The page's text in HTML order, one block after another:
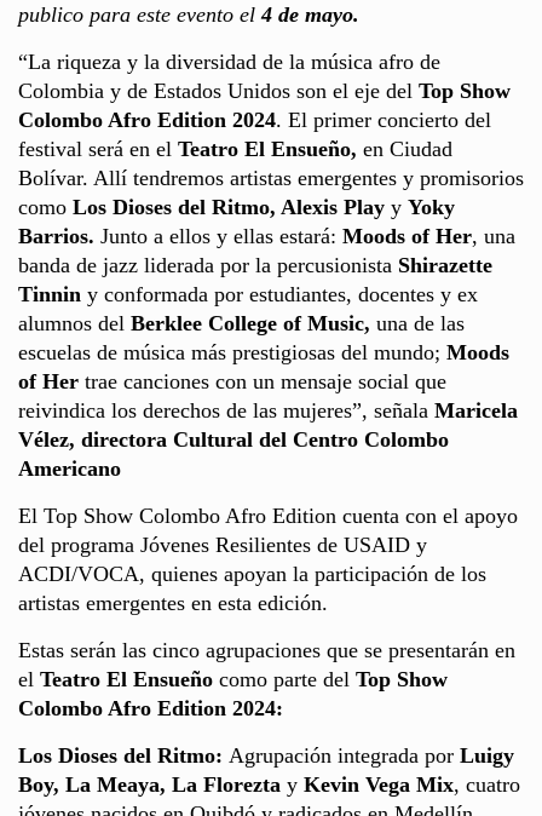
publico para este evento el4 de mayo.
“La riqueza y la diversidad de la música afro de
Colombia y de Estados Unidos son el eje del Top Show
Colombo Afro Edition 2024. El primer concierto del
festival será en el Teatro El Ensueño, en Ciudad
Bolívar. Allí tendremos artistas emergentes y promisorios
como Los Dioses del Ritmo, Alexis Play y Yoky
Barrios. Junto a ellos y ellas estará: Moods of Her, una
banda de jazz liderada por la percusionista Shirazette
Tinnin y conformada por estudiantes, docentes y ex
alumnos del Berklee College of Music, una de las
escuelas de música más prestigiosas del mundo; Moods
of Her trae canciones con un mensaje social que
reivindica los derechos de las mujeres”, señala Maricela
Vélez, directora Cultural del Centro Colombo
Americano
El Top Show Colombo Afro Edition cuenta con el apoyo
del programa Jóvenes Resilientes de USAID y
ACDI/VOCA, quienes apoyan la participación de los
artistas emergentes en esta edición.
Estas serán las cinco agrupaciones que se presentarán en
el Teatro El Ensueño como parte del Top Show
Colombo Afro Edition 2024:
Los Dioses del Ritmo: Agrupación integrada por Luigy
Boy, La Meaya, La Florezta y Kevin Vega Mix, cuatro